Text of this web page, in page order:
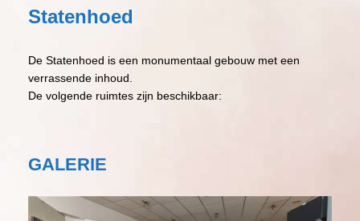
Statenhoed
De Statenhoed is een monumentaal gebouw met een
verrassende inhoud.
De volgende ruimtes zijn beschikbaar:
GALERIE